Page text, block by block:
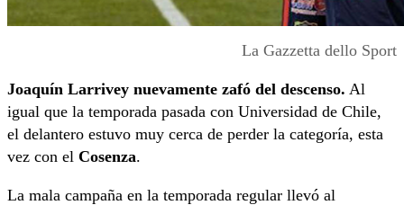
La Gazzetta dello Sport
Joaquín Larrivey nuevamente zafó del descenso. Al
igual que la temporada pasada con Universidad de Chile,
el delantero estuvo muy cerca de perder la categoría, esta
vez con el Cosenza.
La mala campaña en la temporada regular llevó al